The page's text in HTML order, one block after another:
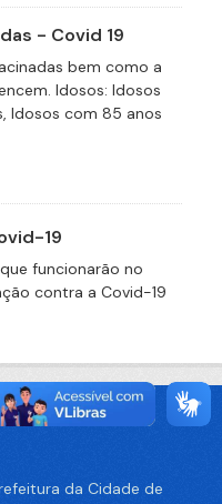
- Covid 19
bem como a
Idosos: Idosos
Idosos com 85 anos
19
funcionarão no
contra a Covid-19
da Cidade de